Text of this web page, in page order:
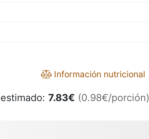
Información nutricional
7.83€ (0.98€/porción)